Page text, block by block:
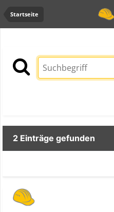
Startseite
2 Einträge gefunden